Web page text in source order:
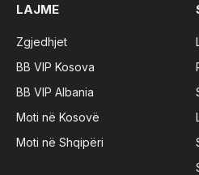
LAJME
Zgjedhjet
BB VIP Kosova
BB VIP Albania
Moti në Kosovë
Moti në Shqipëri